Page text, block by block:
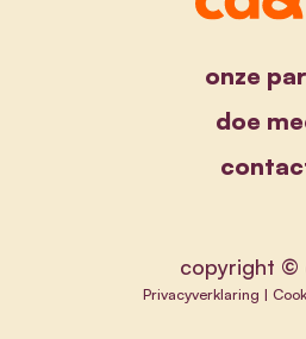
onze
doe
copyright ©
Privacyverklaring |